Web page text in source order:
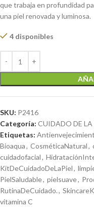
que trabaja en profundidad
una piel renovada y luminosa.
4 disponibles
SKU: P2416
Categoría: CUIDADO DE LA
Etiquetas:
Bioaqua, CosméticaNatural,
cuidadofacial,
KitDeCuidadoDeLaPiel,
PielSaludable, pielsuave,
RutinaDeCuidado.,
vitamina C